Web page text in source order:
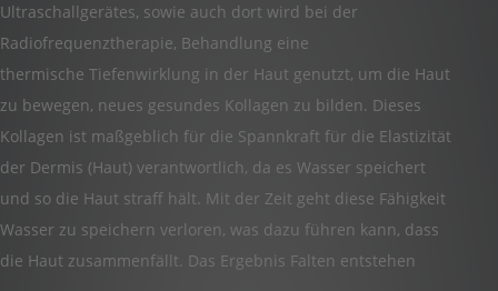
Ultraschallgerätes, sowie auch dort wird bei der
Radiofrequenztherapie, Behandlung eine
thermische Tiefenwirklung in der Haut genutzt, um die Haut
zu bewegen, neues gesundes Kollagen zu bilden. Dieses
Kollagen ist maßgeblich für die Spannkraft für die Elastizität
der Dermis (Haut) verantwortlich, da es Wasser speichert
und so die Haut straff hält. Mit der Zeit geht diese Fähigkeit
Wasser zu speichern verloren, was dazu führen kann, dass
die Haut zusammenfällt. Das Ergebnis Falten entstehen